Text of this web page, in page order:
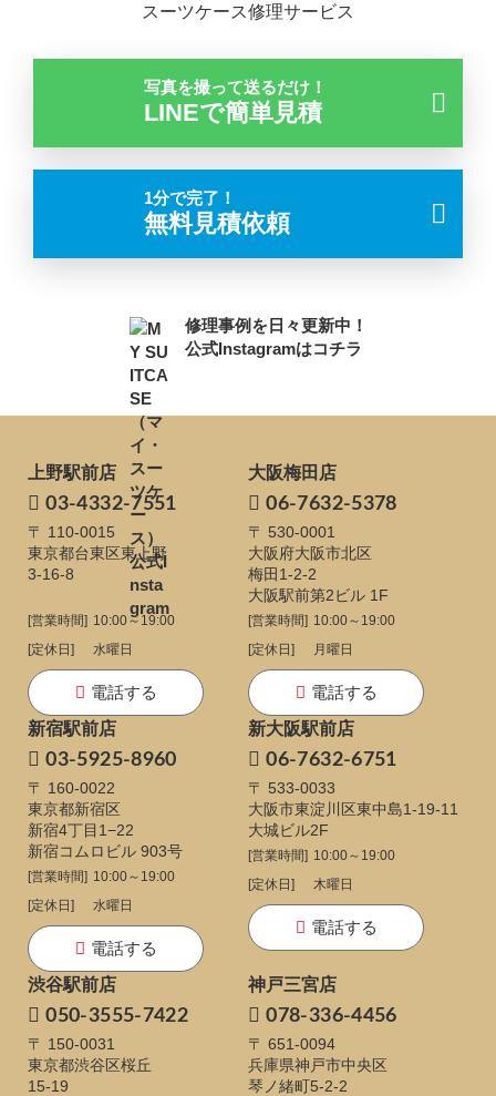
スーツケース修理サービス
写真を撮って送るだけ！
LINEで簡単見積
1分で完了！
無料見積依頼
修理事例を日々更新中！
公式Instagramはコチラ
上野駅前店
03-4332-7551
〒 110-0015
東京都台東区東上野
3-16-8
[営業時間] 10:00～19:00
[定休日]
水曜日
電話する
大阪梅田店
06-7632-5378
〒 530-0001
大阪府大阪市北区
梅田1-2-2
大阪駅前第2ビル 1F
[営業時間] 10:00～19:00
[定休日]
月曜日
電話する
新宿駅前店
03-5925-8960
〒 160-0022
東京都新宿区
新宿4丁目1−22
新宿コムロビル 903号
[営業時間] 10:00～19:00
[定休日]
水曜日
電話する
新大阪駅前店
06-7632-6751
〒 533-0033
大阪市東淀川区東中島1-19-11
大城ビル2F
[営業時間] 10:00～19:00
[定休日]
木曜日
電話する
渋谷駅前店
050-3555-7422
〒 150-0031
東京都渋谷区桜丘
15-19
神戸三宮店
078-336-4456
〒 651-0094
兵庫県神戸市中央区
琴ノ緒町5-2-2